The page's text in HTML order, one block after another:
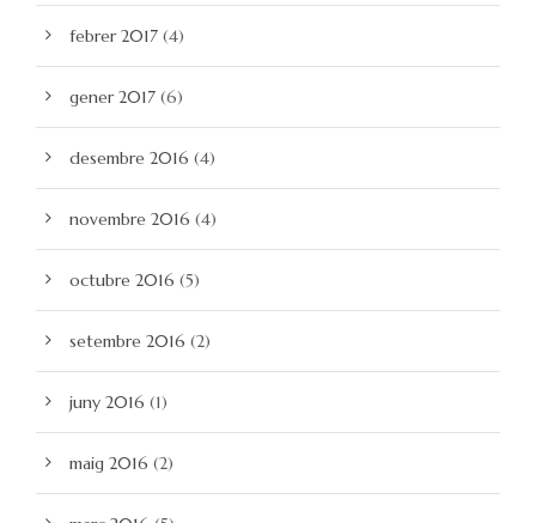
febrer 2017 (4)
gener 2017 (6)
desembre 2016 (4)
novembre 2016 (4)
octubre 2016 (5)
setembre 2016 (2)
juny 2016 (1)
maig 2016 (2)